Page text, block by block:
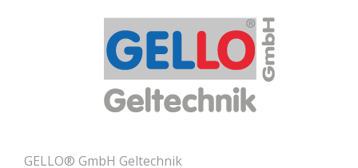
GELLO® GmbH Geltechnik